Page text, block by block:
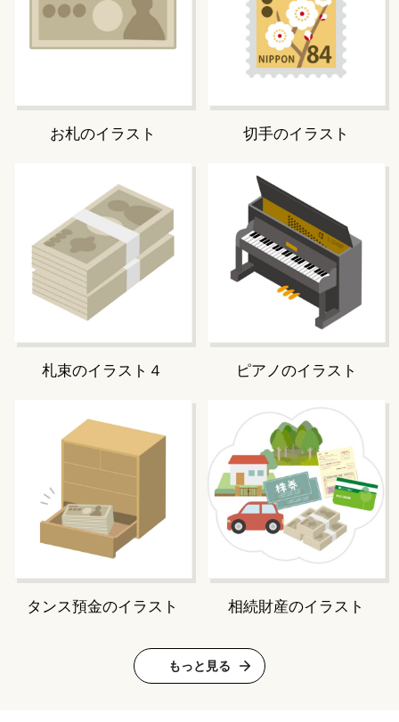
お札のイラスト 切手のイラスト
札束のイラスト４ ピアノのイラスト
タンス預金のイラスト 相続財産のイラスト
もっと見る